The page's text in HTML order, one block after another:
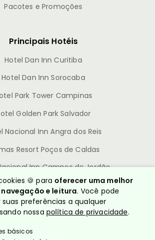
Pacotes e Promoções
Principais Hotéis
Hotel Dan Inn Curitiba
Hotel Dan Inn Sorocaba
Park Tower Campinas
Golden Park Salvador
Nacional Inn Angra dos Reis
Resort Poços de Caldas
Inn Campos do Jordão
© Nacional Inn Hotéis
🍪 para oferecer uma melhor
e leitura. Você pode
preferências a qualquer
nossa política de privacidade.
básicos